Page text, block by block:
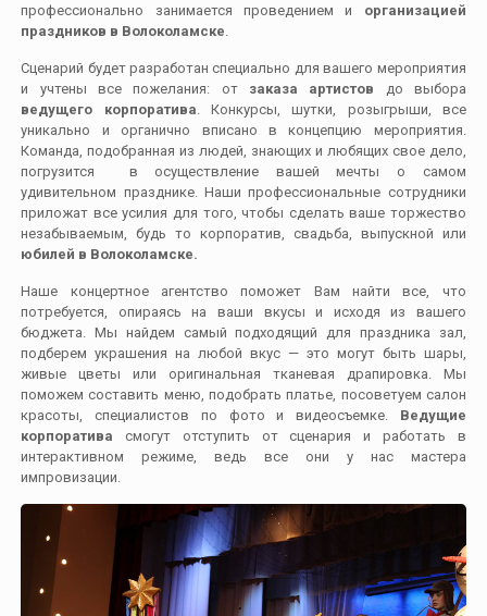
профессионально занимается проведением и организацией
праздников в Волоколамске
Сценарий будет разработан специально для вашего мероприятия
и учтены все пожелания: от заказа артистов до выбора
ведущего корпоратива . Конкурсы, шутки, розыгрыши, все
уникально и органично вписано в концепцию мероприятия.
Команда, подобранная из людей, знающих и любящих свое дело,
погрузится в осуществление вашей мечты о самом
удивительном празднике. Наши профессиональные сотрудники
приложат все усилия для того, чтобы сделать ваше торжество
незабываемым, будь то корпоратив, свадьба, выпускной или
юбилей в Волоколамске.
Наше концертное агентство поможет Вам найти все, что
потребуется, опираясь на ваши вкусы и исходя из вашего
бюджета. Мы найдем самый подходящий для праздника зал,
подберем украшения на любой вкус — это могут быть шары,
живые цветы или оригинальная тканевая драпировка. Мы
поможем составить меню, подобрать платье, посоветуем салон
красоты, специалистов по фото и видеосъемке. Ведущие
корпоратива смогут отступить от сценария и работать в
интерактивном режиме, ведь все они у нас мастера
импровизации.